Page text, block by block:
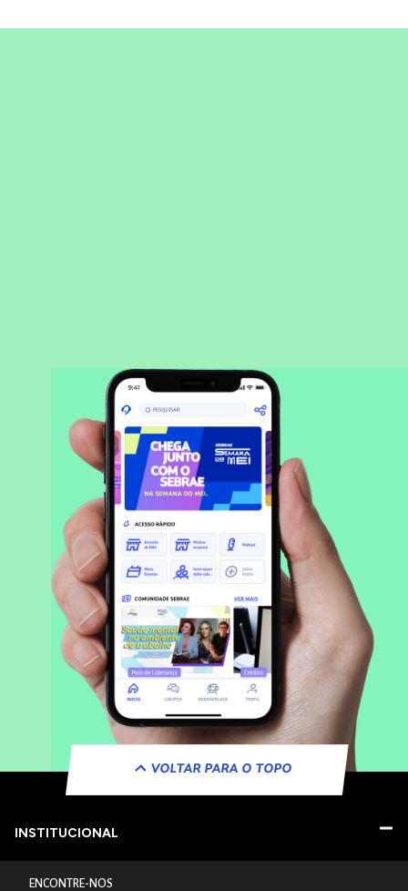
VOLTAR PARA O TOPO
INSTITUCIONAL
ENCONTRE-NOS